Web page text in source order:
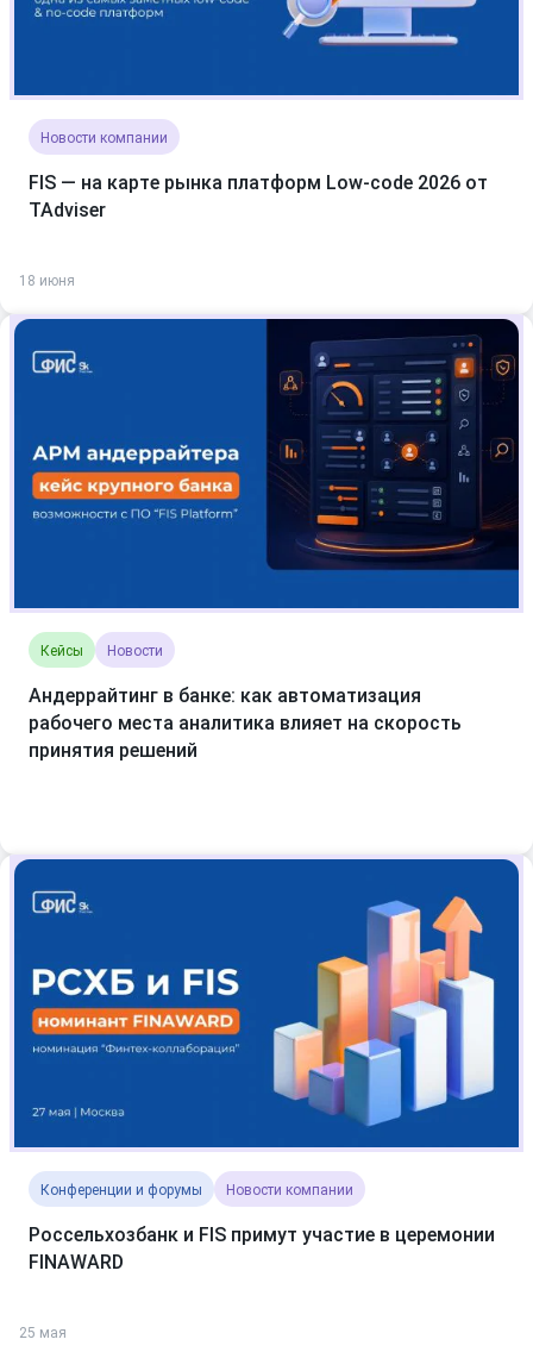
Новости компании
FIS — на карте рынка платформ Low-code 2026 от
TAdviser
18 июня
Кейсы Новости
Андеррайтинг в банке: как автоматизация
рабочего места аналитика влияет на скорость
принятия решений
Конференции и форумы Новости компании
Россельхозбанк и FIS примут участие в церемонии
FINAWARD
25 мая